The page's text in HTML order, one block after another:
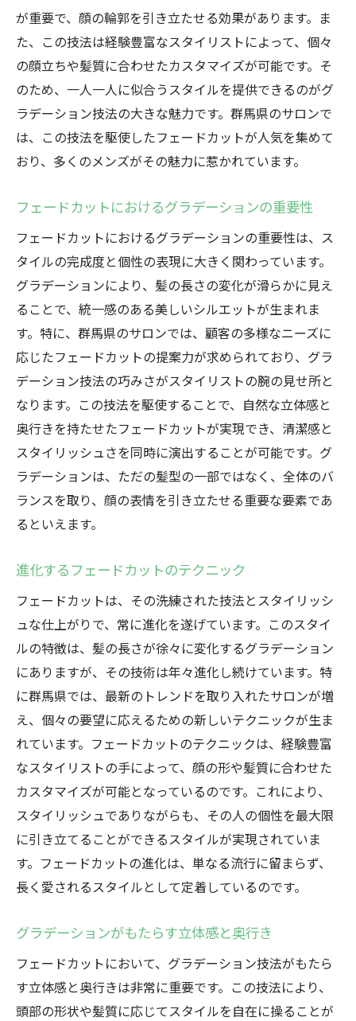
が重要で、顔の輪郭を引き立たせる効果があります。ま
た、この技法は経験豊富なスタイリストによって、個々
の顔立ちや髪質に合わせたカスタマイズが可能です。そ
のため、一人一人に似合うスタイルを提供できるのがグ
ラデーション技法の大きな魅力です。群馬県のサロンで
は、この技法を駆使したフェードカットが人気を集めて
おり、多くのメンズがその魅力に惹かれています。
フェードカットにおけるグラデーションの重要性
フェードカットにおけるグラデーションの重要性は、ス
タイルの完成度と個性の表現に大きく関わっています。
グラデーションにより、髪の長さの変化が滑らかに見え
ることで、統一感のある美しいシルエットが生まれま
す。特に、群馬県のサロンでは、顧客の多様なニーズに
応じたフェードカットの提案力が求められており、グラ
デーション技法の巧みさがスタイリストの腕の見せ所と
なります。この技法を駆使することで、自然な立体感と
奥行きを持たせたフェードカットが実現でき、清潔感と
スタイリッシュさを同時に演出することが可能です。グ
ラデーションは、ただの髪型の一部ではなく、全体のバ
ランスを取り、顔の表情を引き立たせる重要な要素であ
るといえます。
進化するフェードカットのテクニック
フェードカットは、その洗練された技法とスタイリッシ
ュな仕上がりで、常に進化を遂げています。このスタイ
ルの特徴は、髪の長さが徐々に変化するグラデーション
にありますが、その技術は年々進化し続けています。特
に群馬県では、最新のトレンドを取り入れたサロンが増
え、個々の要望に応えるための新しいテクニックが生ま
れています。フェードカットのテクニックは、経験豊富
なスタイリストの手によって、顔の形や髪質に合わせた
カスタマイズが可能となっているのです。これにより、
スタイリッシュでありながらも、その人の個性を最大限
に引き立てることができるスタイルが実現されていま
す。フェードカットの進化は、単なる流行に留まらず、
長く愛されるスタイルとして定着しているのです。
グラデーションがもたらす立体感と奥行き
フェードカットにおいて、グラデーション技法がもたら
す立体感と奥行きは非常に重要です。この技法により、
頭部の形状や髪質に応じてスタイルを自在に操ることが